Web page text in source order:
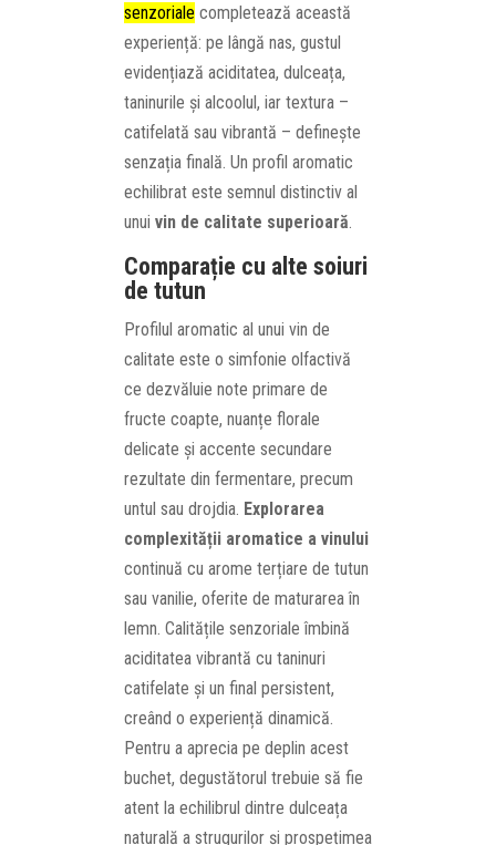
senzoriale completează această
experiență: pe lângă nas, gustul
evidențiază aciditatea, dulceața,
taninurile și alcoolul, iar textura –
catifelată sau vibrantă – definește
senzația finală. Un profil aromatic
echilibrat este semnul distinctiv al
unui vin de calitate superioară
Comparație cu alte soiuri
de tutun
Profilul aromatic al unui vin de
calitate este o simfonie olfactivă
ce dezvăluie note primare de
fructe coapte, nuanțe florale
delicate și accente secundare
rezultate din fermentare, precum
untul sau drojdia. Explorarea
complexității aromatice a vinului
continuă cu arome terțiare de tutun
sau vanilie, oferite de maturarea în
lemn. Calitățile senzoriale îmbină
aciditatea vibrantă cu taninuri
catifelate și un final persistent,
creând o experiență dinamică.
Pentru a aprecia pe deplin acest
buchet, degustătorul trebuie să fie
atent la echilibrul dintre dulceața
naturală a strugurilor și prospețimea